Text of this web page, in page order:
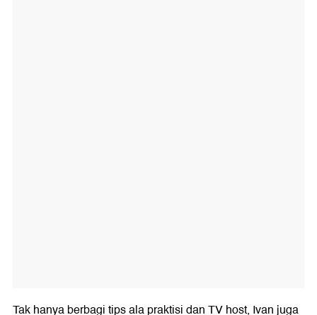
Tak hanya berbagi tips ala praktisi dan TV host, Ivan juga